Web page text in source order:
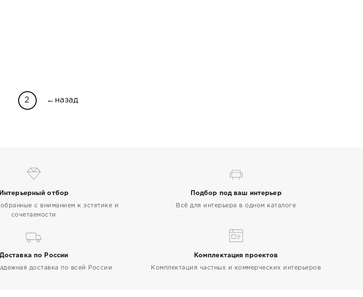
2 ←назад
Интерьерный отбор
с вниманием к эстетике и
сочетаемости
Подбор под ваш интерьер
Всё для интерьера в одном каталоге
Доставка по России
доставка по всей России
Комплектация проектов
Комплектация частных и коммерческих интерьеров